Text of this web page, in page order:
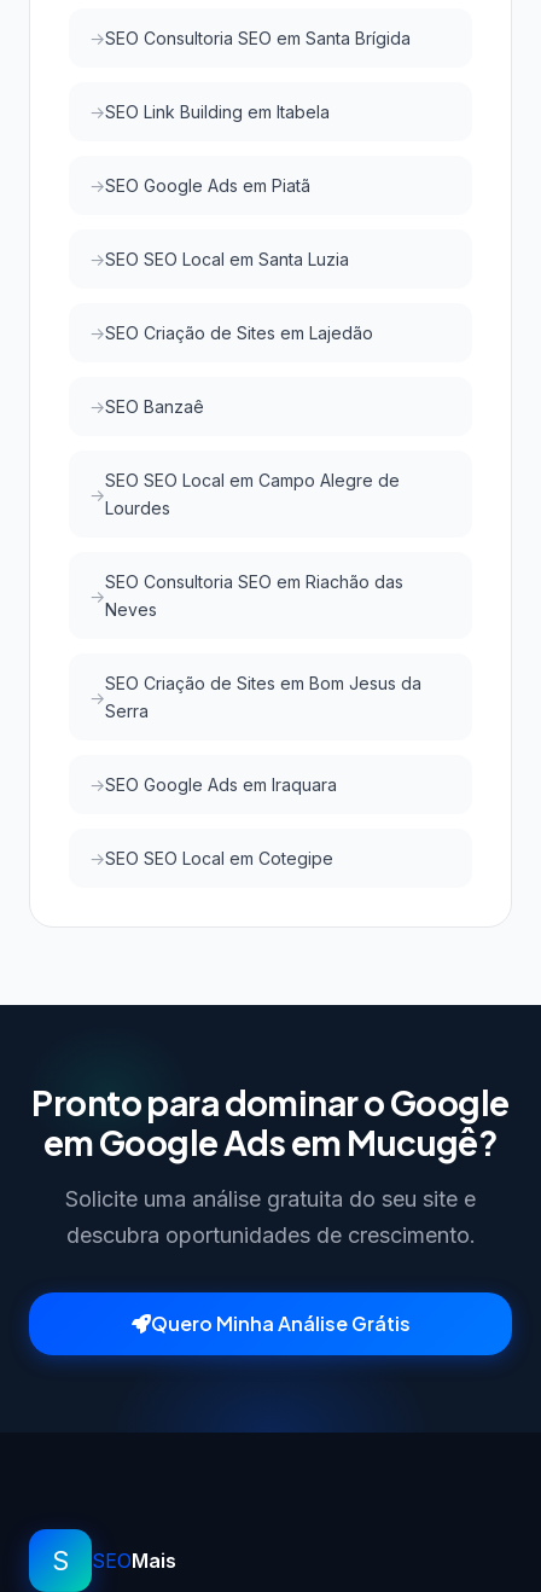
SEO Consultoria SEO em Santa Brígida
SEO Link Building em Itabela
SEO Google Ads em Piatã
SEO SEO Local em Santa Luzia
SEO Criação de Sites em Lajedão
SEO Banzaê
SEO SEO Local em Campo Alegre de
Lourdes
SEO Consultoria SEO em Riachão das
Neves
SEO Criação de Sites em Bom Jesus da
Serra
SEO Google Ads em Iraquara
SEO SEO Local em Cotegipe
Pronto para dominar o Google
em Google Ads em Mucugê?
Solicite uma análise gratuita do seu site e
descubra oportunidades de crescimento.
Quero Minha Análise Grátis
S SEOMais